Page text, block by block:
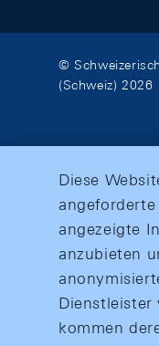
©
(Schweiz) 2026
Diese
angezeigte
anzubieten
Dienstleister
kommen